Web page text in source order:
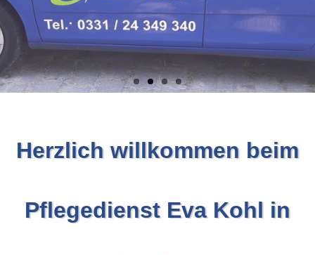
Aktuelle Stellenangebote
Pflegedienstleitung/PDL
Herzlich willkommen beim
Pflegedienst Eva Kohl in